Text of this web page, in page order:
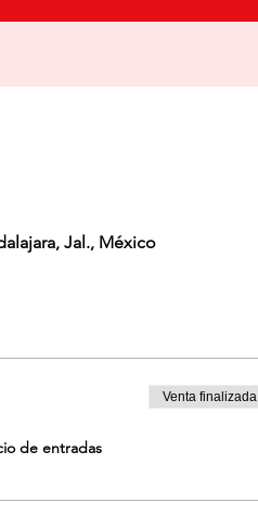
Jal., México
de entradas
Venta finalizada